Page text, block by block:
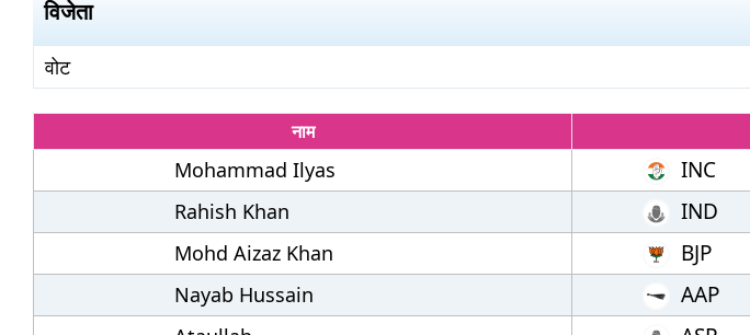
विजेता
वोट
नाम
Mohammad Ilyas INC
Rahish Khan
IND
Mohd Aizaz Khan
BJP
Nayab Hussain
AAP